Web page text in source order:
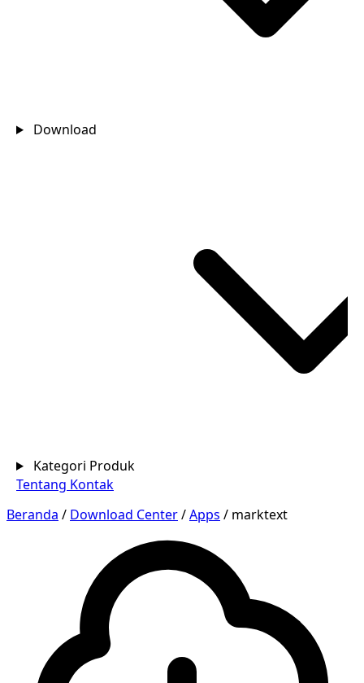
Download
Kategori Produk
Tentang Kontak
Beranda / Download Center/Apps / marktext